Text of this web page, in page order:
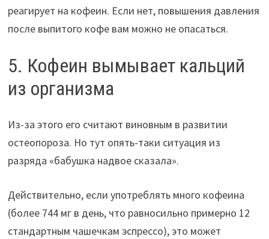
реагирует на кофеин. Если нет, повышения давления
после выпитого кофе вам можно не опасаться.
5. Кофеин вымывает кальций
из организма
Из-за этого его считают виновным в развитии
остеопороза. Но тут опять-таки ситуация из
разряда «бабушка надвое сказала».
Действительно, если употреблять много кофеина
(более 744 мг в день, что равносильно примерно 12
стандартным чашечкам эспрессо), это может